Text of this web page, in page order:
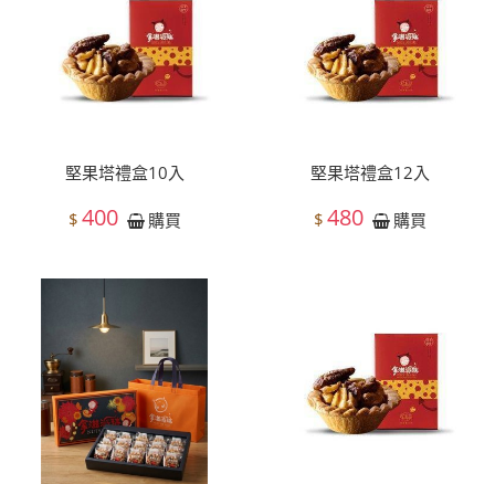
堅果塔禮盒10入
$ 400 購買
堅果塔禮盒12入
$ 480 購買